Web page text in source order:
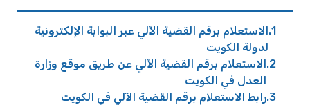
1 الاستعلام برقم القضية الآلي عبر البوابة الإلكترونية
لدولة الكويت
2 الاستعلام برقم القضية الآلي عن طريق موقع وزارة
العدل في الكويت
3 رابط الاستعلام برقم القضية الآلي في الكويت